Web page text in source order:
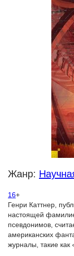
Жанр:
16+
Генри Каттнер,
настоящей
псевдонимов,
американских
журналы, такие как